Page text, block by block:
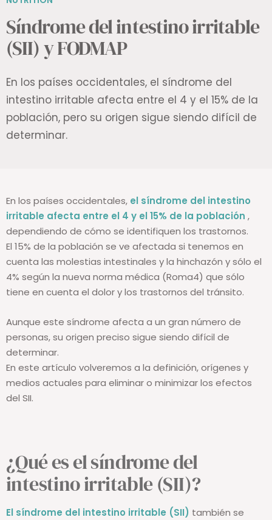
Síndrome del intestino irritable
(SII) y FODMAP
En los países occidentales, el síndrome del
intestino irritable afecta entre el 4 y el 15% de la
población, pero su origen sigue siendo difícil de
determinar.
En los países occidentales, el síndrome del intestino
irritable afecta entre el 4 y el 15% de la población ,
dependiendo de cómo se identifiquen los trastornos.
El 15% de la población se ve afectada si tenemos en
cuenta las molestias intestinales y la hinchazón y sólo el
4% según la nueva norma médica (Roma4) que sólo
tiene en cuenta el dolor y los trastornos del tránsito.
Aunque este síndrome afecta a un gran número de
personas, su origen preciso sigue siendo difícil de
determinar.
En este artículo volveremos a la definición, orígenes y
medios actuales para eliminar o minimizar los efectos
del SII.
¿Qué es el síndrome del
intestino irritable (SII)?
El síndrome del intestino irritable (SII) también se